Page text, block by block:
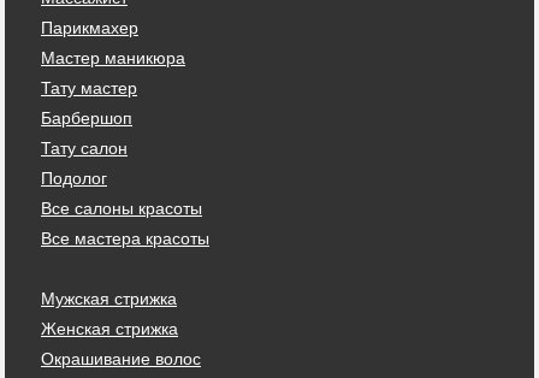
Парикмахер
Мастер маникюра
Тату мастер
Барбершоп
Тату салон
Подолог
Все салоны красоты
Все мастера красоты
Мужская стрижка
Женская стрижка
Окрашивание волос